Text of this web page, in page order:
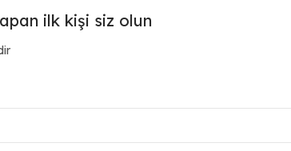
ilk kişi siz olun